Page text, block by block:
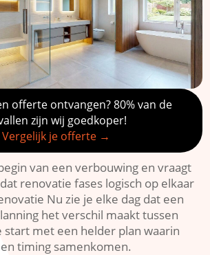
offerte ontvangen? 80% van de
zijn wij goedkoper!
Vergelijk je offerte →
van een verbouwing en vraagt
renovatie fases logisch op elkaar
Nu zie je elke dag dat een
het verschil maakt tussen
start met een helder plan waarin
timing samenkomen.​